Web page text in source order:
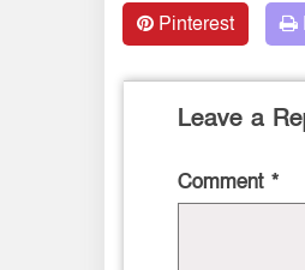
Pinterest
Leave a
Comment *